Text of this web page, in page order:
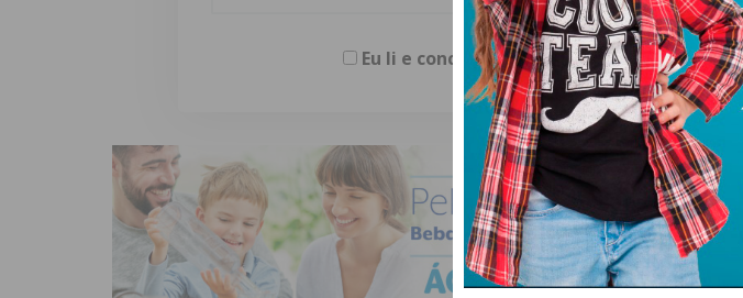
Eu li e concordo com ostermos e condições